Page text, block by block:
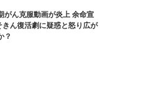
がん克服動画が炎上 余命宣
きん復活劇に疑惑と怒り広が
？